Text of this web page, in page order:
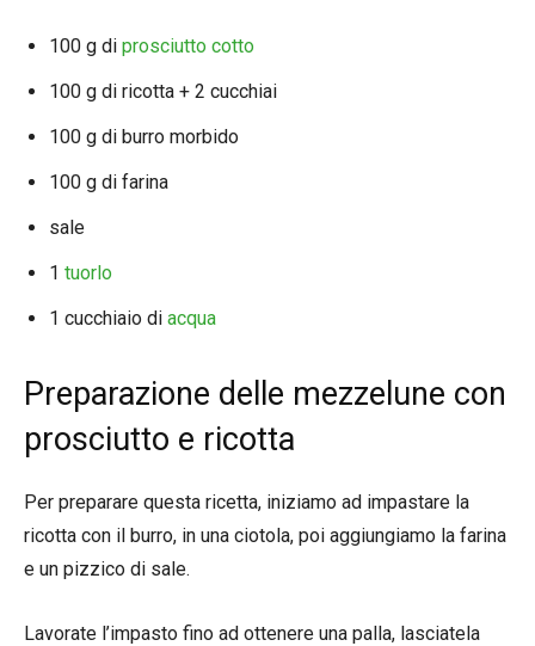
100 g di prosciutto cotto
100 g di ricotta + 2 cucchiai
100 g di burro morbido
100 g di farina
sale
1 tuorlo
1 cucchiaio di acqua
Preparazione delle mezzelune con
prosciutto e ricotta
Per preparare questa ricetta, iniziamo ad impastare la
ricotta con il burro, in una ciotola, poi aggiungiamo la farina
e un pizzico di sale.
Lavorate l’impasto fino ad ottenere una palla, lasciatela